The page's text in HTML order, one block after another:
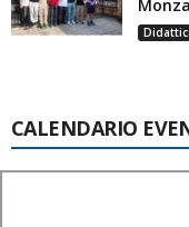
CALENDARIO